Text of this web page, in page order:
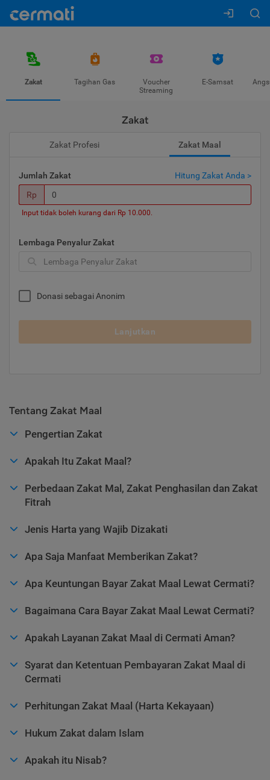
Zakat Tagihan Gas
Voucher
Streaming
E-Samsat
Zakat
Zakat Profesi Zakat Maal
Jumlah Zakat
Hitung Zakat Anda >
Rp
Input tidak boleh kurang dari Rp 10.000.
Lembaga Penyalur Zakat
Donasi sebagai Anonim
Lanjutkan
Tentang Zakat Maal
Pengertian Zakat
Apakah Itu Zakat Maal?
Perbedaan Zakat Mal, Zakat Penghasilan dan Zakat
Fitrah
Jenis Harta yang Wajib Dizakati
Apa Saja Manfaat Memberikan Zakat?
Apa Keuntungan Bayar Zakat Maal Lewat Cermati?
Bagaimana Cara Bayar Zakat Maal Lewat Cermati?
Apakah Layanan Zakat Maal di Cermati Aman?
Syarat dan Ketentuan Pembayaran Zakat Maal di
Cermati
Perhitungan Zakat Maal (Harta Kekayaan)
Hukum Zakat dalam Islam
Apakah itu Nisab?